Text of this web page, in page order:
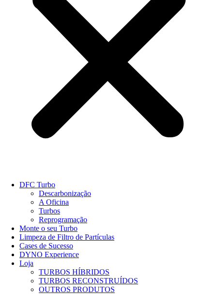
DFC Turbo
Descarbonização
A Oficina
Turbos
Reprogramação
Monte o seu Turbo
Limpeza de Filtro de Partículas
Cases de Sucesso
DYNO Experience
Loja
TURBOS HÍBRIDOS
TURBOS RECONSTRUÍDOS
OUTROS PRODUTOS